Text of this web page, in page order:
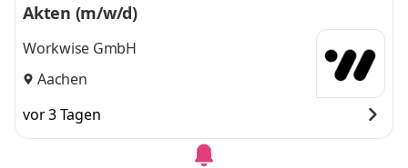
Akten (m/w/d)
Workwise GmbH
Aachen
vor 3 Tagen